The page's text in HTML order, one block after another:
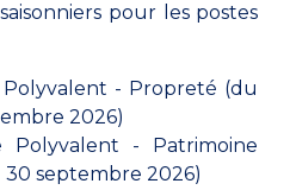
pour les postes
- Propreté (du
2026)
Polyvalent - Patrimoine
30 septembre 2026)